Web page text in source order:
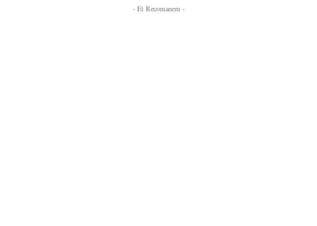
- Et Recomanem -